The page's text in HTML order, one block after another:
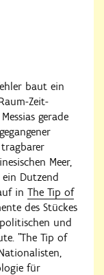
baut ein
Zeit-
gerade
Meer,
Dutzend
in The Tip of
des Stückes
und
"The Tip of
für